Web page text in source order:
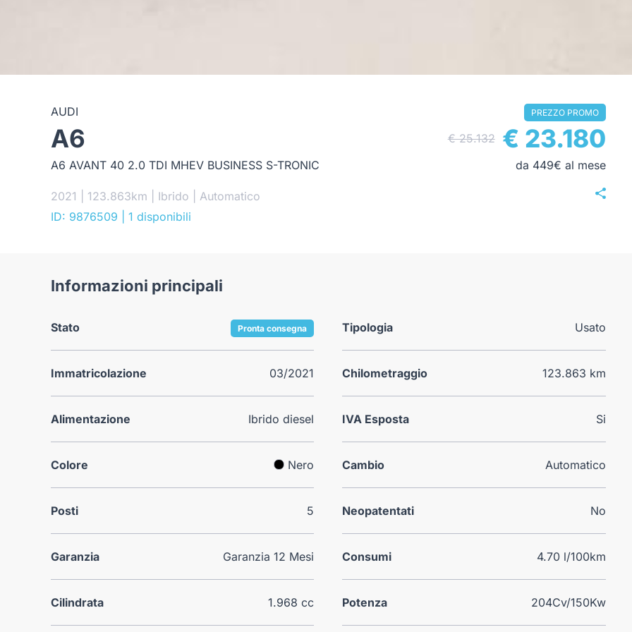
AUDI
A6
A6 AVANT 40 2.0 TDI MHEV BUSINESS S-TRONIC
2021 | 123.863km | Ibrido | Automatico
ID: 9876509
| 1 disponibili
PREZZO PROMO
€ 25.132 € 23.180
da 449€ al mese
Informazioni principali
Stato Pronta consegna Tipologia Usato
Immatricolazione 03/2021 Chilometraggio 123.863 km
Alimentazione Ibrido diesel IVA Esposta Si
Colore Nero Cambio Automatico
Posti 5 Neopatentati No
Garanzia Garanzia 12 Mesi Consumi 4.70 l/100km
Cilindrata 1.968 cc Potenza 204Cv/150Kw